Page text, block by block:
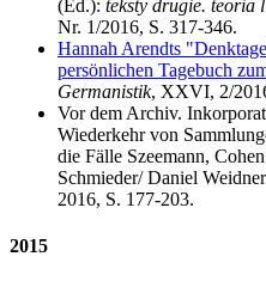
(Ed.): teksty drugie. teoria
Nr. 1/2016, S. 317-346.
Hannah Arendts
persönlichen Tagebuch
Germanistik, XXVI, 2/
Vor dem Archiv.
Wiederkehr von
die Fälle Szeemann,
Schmieder/ Daniel
2016, S. 177-203.
2015